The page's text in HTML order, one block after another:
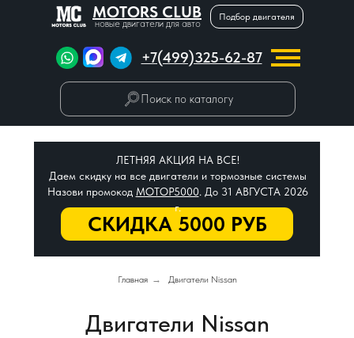
MOTORS CLUB
новые двигатели для авто
Подбор двигателя
+7(499)325-62-87
Поиск по каталогу
СКИДКА 5000 РУБ
ЛЕТНЯЯ АКЦИЯ НА ВСЕ!
Даем скидку на все двигатели и тормозные системы
Назови промокод МОТОР5000. До 31 АВГУСТА 2026
г.
Главная → Двигатели Nissan
Двигатели Nissan